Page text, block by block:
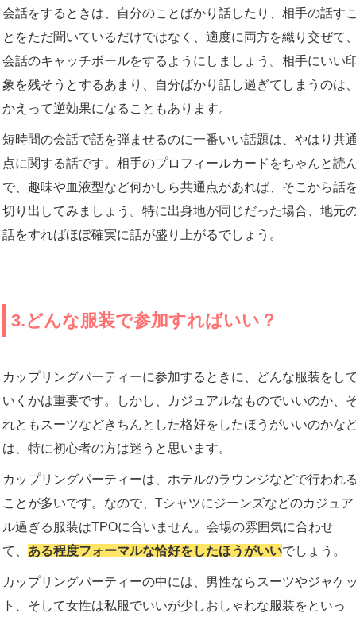
会話をするときは、自分のことばかり話したり、相手の話す
とをただ聞いているだけではなく、適度に両方を織り交ぜて
会話のキャッチボールをするようにしましょう。相手にいい
象を残そうとするあまり、自分ばかり話し過ぎてしまうのは
かえって逆効果になることもあります。
短時間の会話で話を弾ませるのに一番いい話題は、やはり共
点に関する話です。相手のプロフィールカードをちゃんと読
で、趣味や血液型など何かしら共通点があれば、そこから話
切り出してみましょう。特に出身地が同じだった場合、地元
話をすればほぼ確実に話が盛り上がるでしょう。
3.どんな服装で参加すればいい？
カップリングパーティーに参加するときに、どんな服装をし
いくかは重要です。しかし、カジュアルなものでいいのか、
れともスーツなどきちんとした格好をしたほうがいいのかな
は、特に初心者の方は迷うと思います。
カップリングパーティーは、ホテルのラウンジなどで行われ
ことが多いです。なので、Tシャツにジーンズなどのカジュア
ル過ぎる服装はTPOに合いません。会場の雰囲気に合わせ
て、 ある程度フォーマルな恰好をしたほうがいいでしょう。
カップリングパーティーの中には、男性ならスーツやジャケ
ト、そして女性は私服でいいが少しおしゃれな服装をといっ